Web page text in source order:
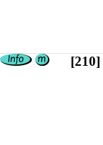
[210]